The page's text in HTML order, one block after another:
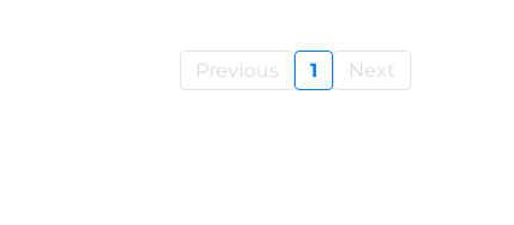
Previous 1 Next